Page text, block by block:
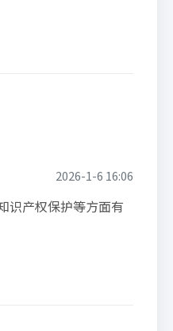
2026-1-6 16:06
识产权保护等方面有